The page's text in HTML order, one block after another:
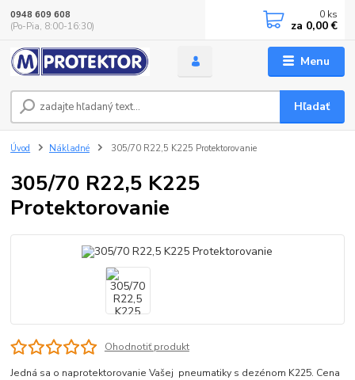
Menu
Hľadať
0948 609 608
(Po-Pia, 8:00-16:30)
0 ks
za 0,00 €
Úvod Nákladné 305/70 R22,5 K225 Protektorovanie
305/70 R22,5 K225
Protektorovanie
Ohodnotiť produkt
Jedná sa o naprotektorovanie Vašej pneumatiky s dezénom K225. Cena